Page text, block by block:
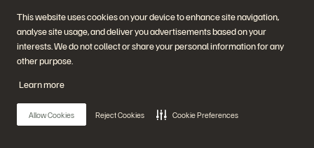
This website uses cookies on your device to enhance site navigation,
analyse site usage, and deliver you advertisements based on your
interests. We do not collect or share your personal information for any
other purpose.
Learn more
Allow Cookies Reject Cookies Cookie Preferences
Siga todos los canales sociales oficiales de Everpure
Privacidad